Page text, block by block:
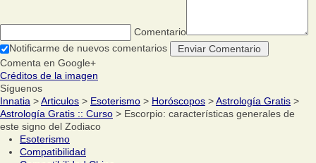
Comentario
Notificarme de nuevos comentarios
Comenta en Google+
Créditos de la imagen
Síguenos
Innatia >Articulos > Esoterismo > Horóscopos >Astrología Gratis >
Astrología Gratis :: Curso > Escorpio: características generales de
este signo del Zodiaco
Esoterismo
Compatibilidad